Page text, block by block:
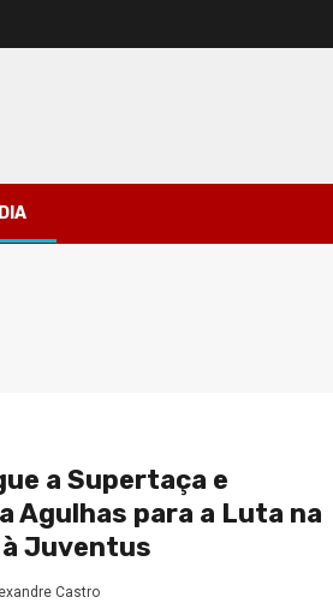
a Supertaça e
Agulhas para a Luta na
Juventus
Castro